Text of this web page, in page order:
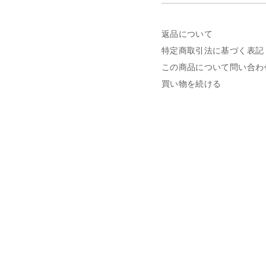
返品について
特定商取引法に基づく表記
この商品について問い合わ
買い物を続ける